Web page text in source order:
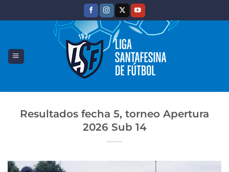
Resultados fecha 5, torneo Apertura
2026 Sub 14